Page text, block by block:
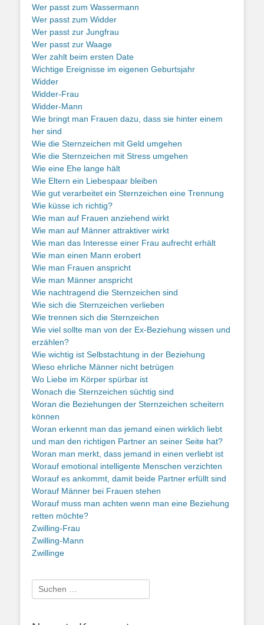
Wer passt zum Wassermann
Wer passt zum Widder
Wer passt zur Jungfrau
Wer passt zur Waage
Wer zahlt beim ersten Date
Wichtige Ereignisse im eigenen Geburtsjahr
Widder
Widder-Frau
Widder-Mann
Wie bringt man Frauen dazu, dass sie hinter einem
her sind
Wie die Sternzeichen mit Geld umgehen
Wie die Sternzeichen mit Stress umgehen
Wie eine Ehe lange hält
Wie Eltern ein Liebespaar bleiben
Wie gut verarbeitet ein Sternzeichen eine Trennung
Wie küsse ich richtig?
Wie man auf Frauen anziehend wirkt
Wie man auf Männer attraktiver wirkt
Wie man das Interesse einer Frau aufrecht erhält
Wie man einen Mann erobert
Wie man Frauen anspricht
Wie man Männer anspricht
Wie nachtragend die Sternzeichen sind
Wie sich die Sternzeichen verlieben
Wie trennen sich die Sternzeichen
Wie viel sollte man von der Ex-Beziehung wissen und
erzählen?
Wie wichtig ist Selbstachtung in der Beziehung
Wieso ehrliche Männer nicht betrügen
Wo Liebe im Körper spürbar ist
Wonach die Sternzeichen süchtig sind
Woran die Beziehungen der Sternzeichen scheitern
können
Woran erkennt man das jemand einen wirklich liebt
und man den richtigen Partner an seiner Seite hat?
Woran man merkt, dass jemand in einen verliebt ist
Worauf emotional intelligente Menschen verzichten
Worauf es ankommt, damit beide Partner erfüllt sind
Worauf Männer bei Frauen stehen
Worauf muss man achten wenn man eine Beziehung
retten möchte?
Zwilling-Frau
Zwilling-Mann
Zwillinge
Suche
nach: